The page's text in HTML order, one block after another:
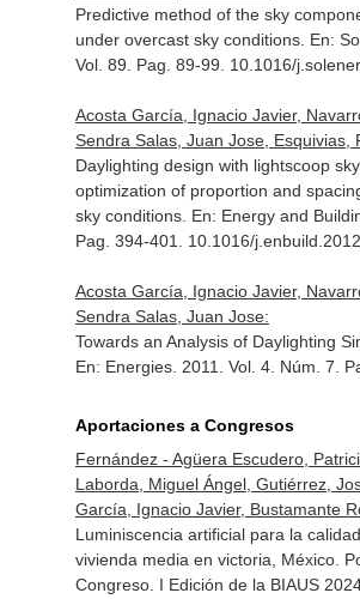
Predictive method of the sky
under overcast sky conditions. En:
Vol. 89. Pag. 89-99. 10.1016/
Acosta García, Ignacio Javier,
Sendra Salas, Juan Jose, Esquivias,
Daylighting design with lightscoop
optimization of proportion and
sky conditions. En: Energy and
Pag. 394-401. 10.1016/
Acosta García, Ignacio Javier,
Sendra Salas, Juan Jose:
Towards an Analysis of Daylighting
En: Energies. 2011. Vol. 4. Núm. 7.
Aportaciones a Congresos
Fernández - Agüera Escudero,
Laborda, Miguel Ángel, Gutiérrez,
García, Ignacio Javier, Bustamante
Luminiscencia artificial para la
vivienda media en victoria, México.
Congreso. I Edición de la BIAUS